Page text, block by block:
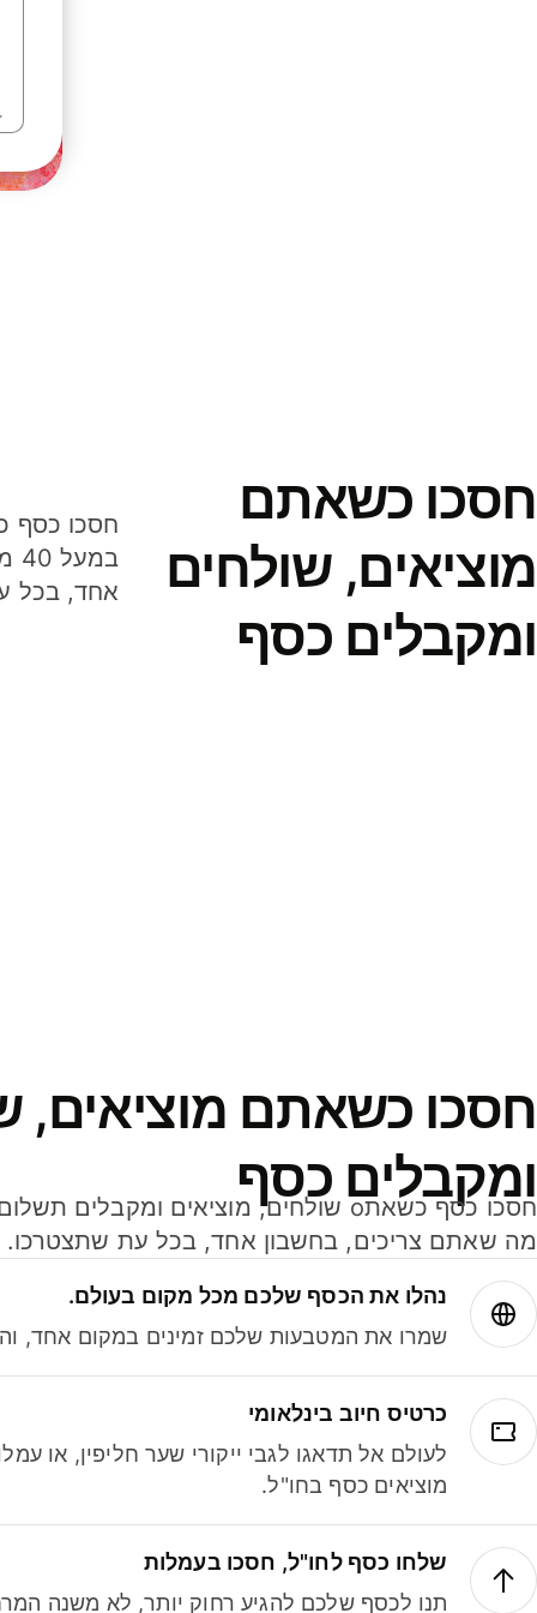
חסכו כשאתם
מוציאים, שולחים
ומקבלים כסף
אחד, בכל
חסכו כשאתם מוציאים,
ומקבלים כסף
מה שאתם צריכים, בחשבון אחד, בכל עת שתצטרכו.
נהלו את הכסף שלכם מכל מקום בעולם.
שמרו את המטבעות שלכם זמינים במקום אחד,
כרטיס חיוב בינלאומי
לעולם אל תדאגו לגבי ייקורי שער חליפין, או
מוציאים כסף בחו"ל.
שלחו כסף לחו"ל, חסכו בעמלות
תנו לכסף שלכם להגיע רחוק יותר, לא משנה